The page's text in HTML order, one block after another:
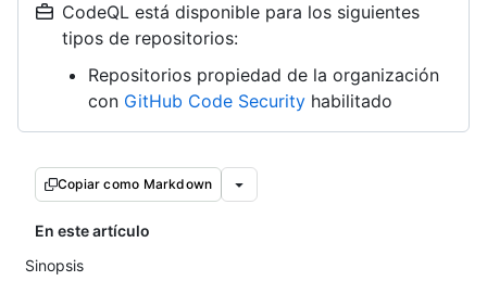
CodeQL está disponible para los siguientes
tipos de repositorios:
Repositorios propiedad de la organización
con GitHub Code Security habilitado
Copiar como Markdown
En este artículo
Sinopsis